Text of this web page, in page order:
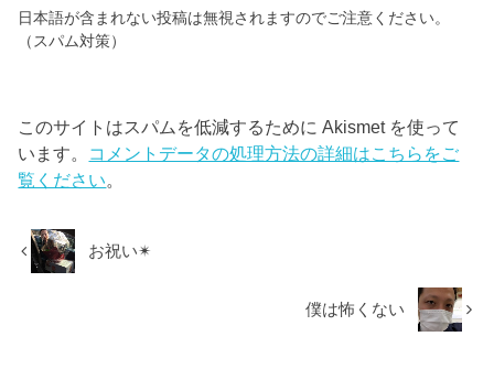
日本語が含まれない投稿は無視されますのでご注意ください。
（スパム対策）
このサイトはスパムを低減するために Akismet を使って
います。 コメントデータの処理方法の詳細はこちらをご
覧ください。
お祝い✴︎
僕は怖くない